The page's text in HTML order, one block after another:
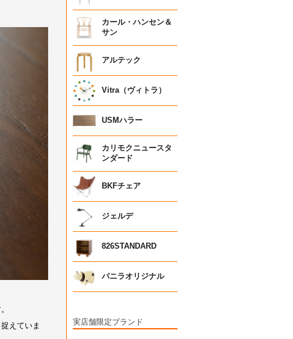
カール・ハンセン＆
サン
アルテック
Vitra（ヴィトラ）
USMハラー
カリモクニュースタ
ンダード
BKFチェア
ジェルデ
826STANDARD
バニラオリジナル
実店舗限定ブランド